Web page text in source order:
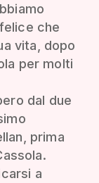
che
vita, dopo
per molti
dal due
prima
a